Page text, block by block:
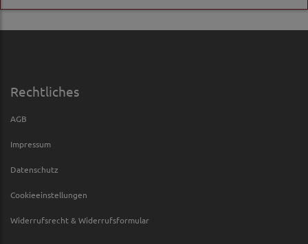
Rechtliches
AGB
Impressum
Datenschutz
Cookieeinstellungen
Widerrufsrecht & Widerrufsformular